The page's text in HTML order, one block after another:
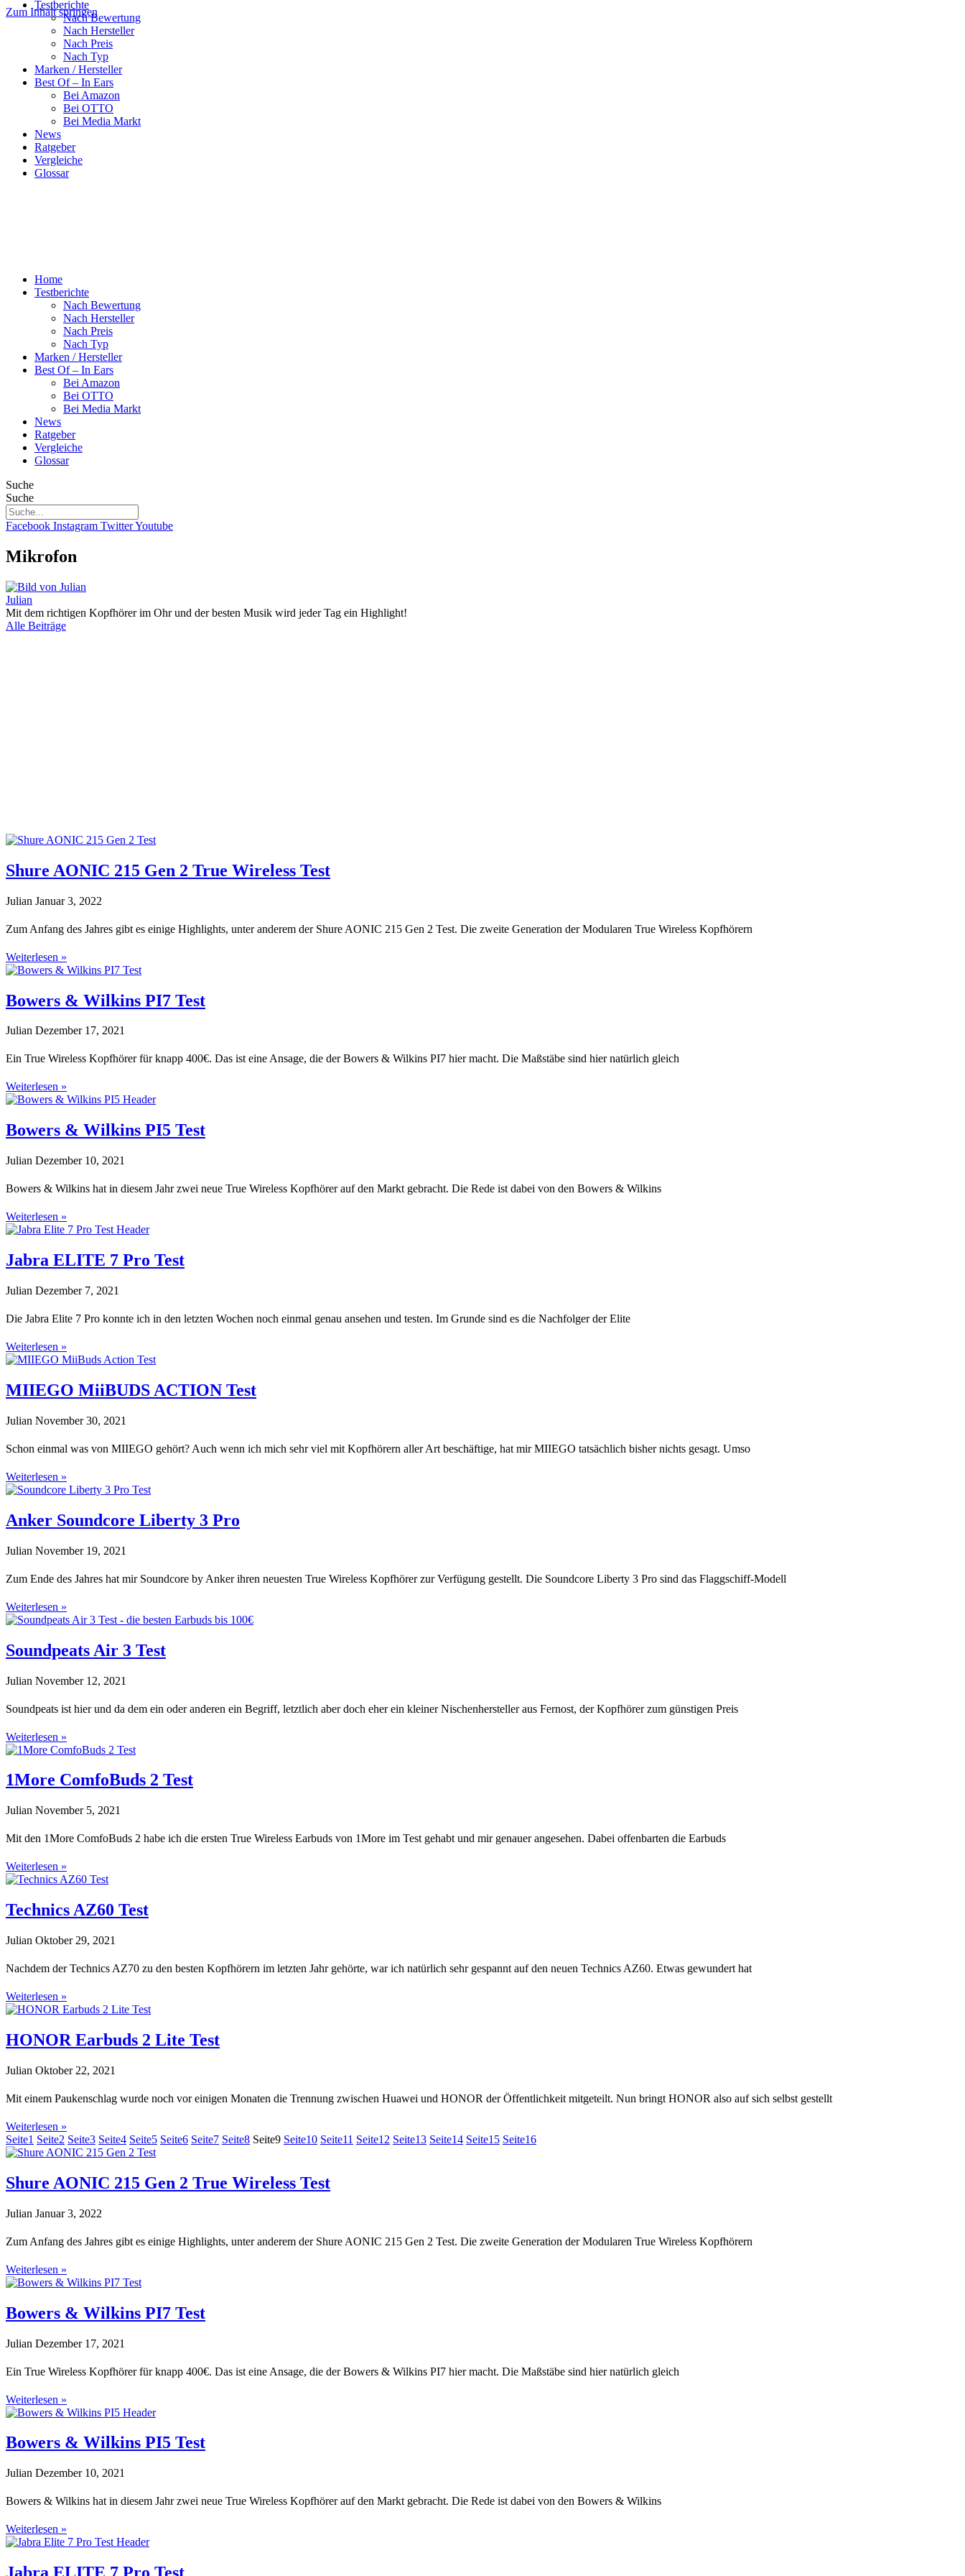
Zum Inhalt springen
Testberichte
Nach Bewertung
Nach Hersteller
Nach Preis
Nach Typ
Marken / Hersteller
Best Of – In Ears
Bei Amazon
Bei OTTO
Bei Media Markt
News
Ratgeber
Vergleiche
Glossar
Home
Testberichte
Nach Bewertung
Nach Hersteller
Nach Preis
Nach Typ
Marken / Hersteller
Best Of – In Ears
Bei Amazon
Bei OTTO
Bei Media Markt
News
Ratgeber
Vergleiche
Glossar
Suche
Suche
Facebook Instagram TwitterYoutube
Mikrofon
Julian
Mit dem richtigen Kopfhörer im Ohr und der besten Musik wird jeder Tag ein Highlight!
Alle Beiträge
Shure AONIC 215 Gen 2 True Wireless Test
Julian Januar 3, 2022
Zum Anfang des Jahres gibt es einige Highlights, unter anderem der Shure AONIC 215 Gen 2 Test. Die zweite Generation der Modularen True Wireless Kopfhörern
Weiterlesen »
Bowers & Wilkins PI7 Test
Julian Dezember 17, 2021
Ein True Wireless Kopfhörer für knapp 400€. Das ist eine Ansage, die der Bowers & Wilkins PI7 hier macht. Die Maßstäbe sind hier natürlich gleich
Weiterlesen »
Bowers & Wilkins PI5 Test
Julian Dezember 10, 2021
Bowers & Wilkins hat in diesem Jahr zwei neue True Wireless Kopfhörer auf den Markt gebracht. Die Rede ist dabei von den Bowers & Wilkins
Weiterlesen »
Jabra ELITE 7 Pro Test
Julian Dezember 7, 2021
Die Jabra Elite 7 Pro konnte ich in den letzten Wochen noch einmal genau ansehen und testen. Im Grunde sind es die Nachfolger der Elite
Weiterlesen »
MIIEGO MiiBUDS ACTION Test
Julian November 30, 2021
Schon einmal was von MIIEGO gehört? Auch wenn ich mich sehr viel mit Kopfhörern aller Art beschäftige, hat mir MIIEGO tatsächlich bisher nichts gesagt. Umso
Weiterlesen »
Anker Soundcore Liberty 3 Pro
Julian November 19, 2021
Zum Ende des Jahres hat mir Soundcore by Anker ihren neuesten True Wireless Kopfhörer zur Verfügung gestellt. Die Soundcore Liberty 3 Pro sind das Flaggschiff-Modell
Weiterlesen »
Soundpeats Air 3 Test
Julian November 12, 2021
Soundpeats ist hier und da dem ein oder anderen ein Begriff, letztlich aber doch eher ein kleiner Nischenhersteller aus Fernost, der Kopfhörer zum günstigen Preis
Weiterlesen »
1More ComfoBuds 2 Test
Julian November 5, 2021
Mit den 1More ComfoBuds 2 habe ich die ersten True Wireless Earbuds von 1More im Test gehabt und mir genauer angesehen. Dabei offenbarten die Earbuds
Weiterlesen »
Technics AZ60 Test
Julian Oktober 29, 2021
Nachdem der Technics AZ70 zu den besten Kopfhörern im letzten Jahr gehörte, war ich natürlich sehr gespannt auf den neuen Technics AZ60. Etwas gewundert hat
Weiterlesen »
HONOR Earbuds 2 Lite Test
Julian Oktober 22, 2021
Mit einem Paukenschlag wurde noch vor einigen Monaten die Trennung zwischen Huawei und HONOR der Öffentlichkeit mitgeteilt. Nun bringt HONOR also auf sich selbst gestellt
Weiterlesen »
Seite1 Seite2 Seite3 Seite4 Seite5 Seite6 Seite7 Seite8 Seite9 Seite10 Seite11 Seite12 Seite13 Seite14 Seite15 Seite16
Shure AONIC 215 Gen 2 True Wireless Test
Julian Januar 3, 2022
Zum Anfang des Jahres gibt es einige Highlights, unter anderem der Shure AONIC 215 Gen 2 Test. Die zweite Generation der Modularen True Wireless Kopfhörern
Weiterlesen »
Bowers & Wilkins PI7 Test
Julian Dezember 17, 2021
Ein True Wireless Kopfhörer für knapp 400€. Das ist eine Ansage, die der Bowers & Wilkins PI7 hier macht. Die Maßstäbe sind hier natürlich gleich
Weiterlesen »
Bowers & Wilkins PI5 Test
Julian Dezember 10, 2021
Bowers & Wilkins hat in diesem Jahr zwei neue True Wireless Kopfhörer auf den Markt gebracht. Die Rede ist dabei von den Bowers & Wilkins
Weiterlesen »